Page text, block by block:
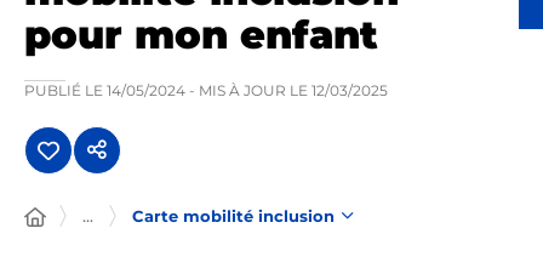
pour mon enfant
PUBLIÉ LE 14/05/2024 - MIS À JOUR LE 12/03/2025
... Carte mobilité inclusion